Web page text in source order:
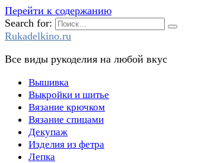
Перейти к содержанию
Search for:
Rukadelkino.ru
Все виды рукоделия на любой вкус
Вышивка
Выкройки и шитье
Вязание крючком
Вязание спицами
Декупаж
Изделия из фетра
Лепка